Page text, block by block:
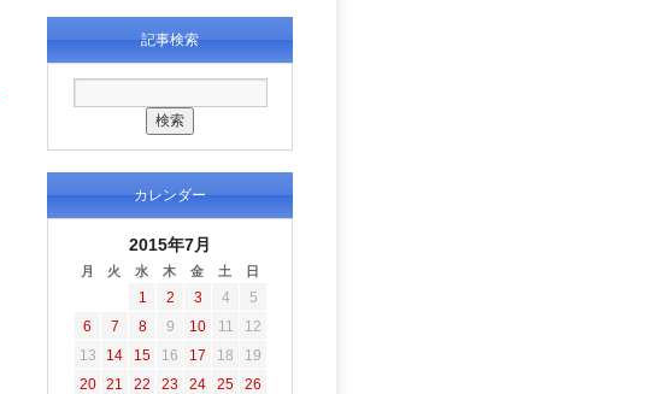
記事検索
カレンダー
2015年7月
月 火 水 木 金 土 日
1 2 3 4
5
6
7 8 9 10 11
12
13
14 15 16 17 18
19
20
21 22 23 24 25
26